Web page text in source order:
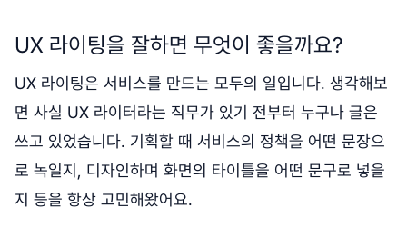
UX 라이팅을 잘하면 무엇이 좋을까요?
UX 라이팅은 서비스를 만드는 모두의 일입니다. 생각해보
면 사실 UX 라이터라는 직무가 있기 전부터 누구나 글은
쓰고 있었습니다. 기획할 때 서비스의 정책을 어떤 문장으
로 녹일지, 디자인하며 화면의 타이틀을 어떤 문구로 넣을
지 등을 항상 고민해왔어요.